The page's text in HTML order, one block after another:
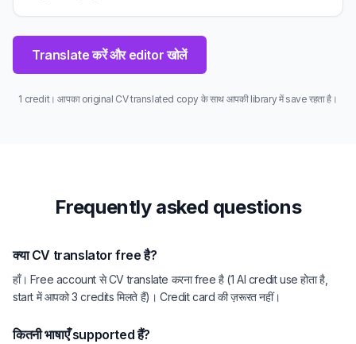
Translate करें और editor खोलें
1 credit। आपका original CV translated copy के साथ आपकी library में save रहता है।
Frequently asked questions
क्या CV translator free है?
हाँ। Free account से CV translate करना free है (1 AI credit use होता है,
start में आपको 3 credits मिलते हैं)। Credit card की ज़रूरत नहीं।
कितनी भाषाएँ supported हैं?